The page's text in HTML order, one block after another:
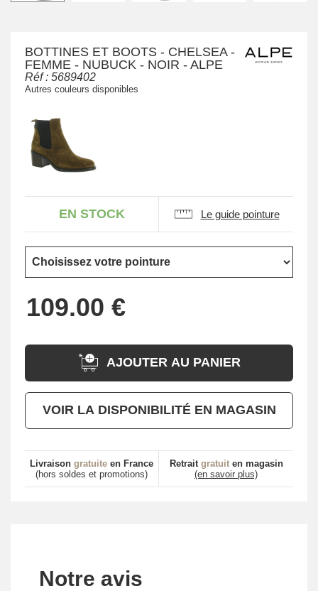
BOTTINES ET BOOTS - CHELSEA -
FEMME - NUBUCK - NOIR - ALPE
Réf : 5689402
Autres couleurs disponibles
EN STOCK Le guide pointure
AJOUTER AU PANIER
VOIR LA DISPONIBILITÉ EN MAGASIN
Livraison gratuite en France
(hors soldes et promotions)
Retrait gratuiten magasin
(en savoir plus)
Notre avis